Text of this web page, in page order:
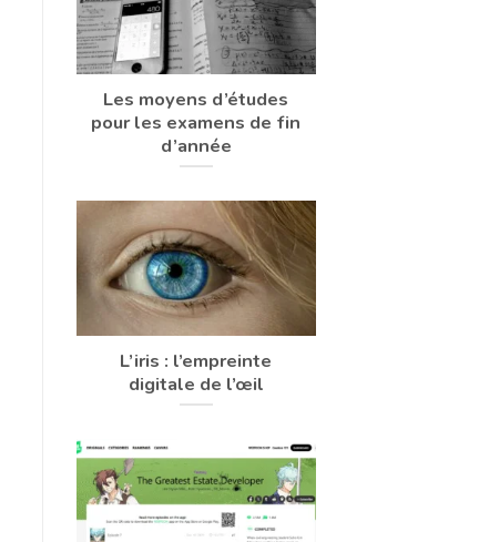
Les moyens d’études
pour les examens de fin
d’année
L’iris : l’empreinte
digitale de l’œil